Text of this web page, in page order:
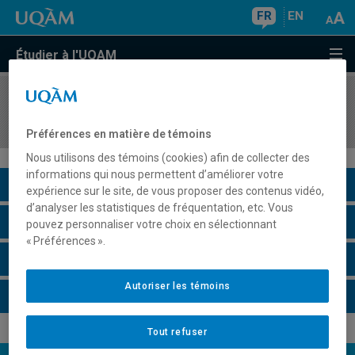
FR EN
Étudier à l'UQAM
COURS//
Description du cours
Horaire - Été 2026
Préférences en matière de témoins
Nous utilisons des témoins (cookies) afin de collecter des
informations qui nous permettent d’améliorer votre
expérience sur le site, de vous proposer des contenus vidéo,
d’analyser les statistiques de fréquentation, etc. Vous
pouvez personnaliser votre choix en sélectionnant
« Préférences ».
Tout refuser
Autoriser les témoins